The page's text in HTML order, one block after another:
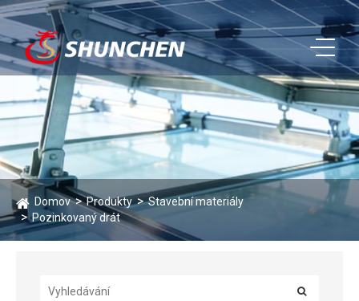
Domov Produkty
Stavební materiály
Pozinkovaný drát